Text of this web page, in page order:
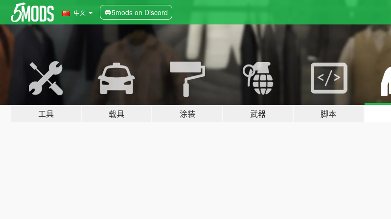
中文 5mods on Discord
工具 载具 涂装 武器 脚本